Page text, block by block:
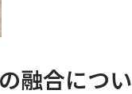
融合につい